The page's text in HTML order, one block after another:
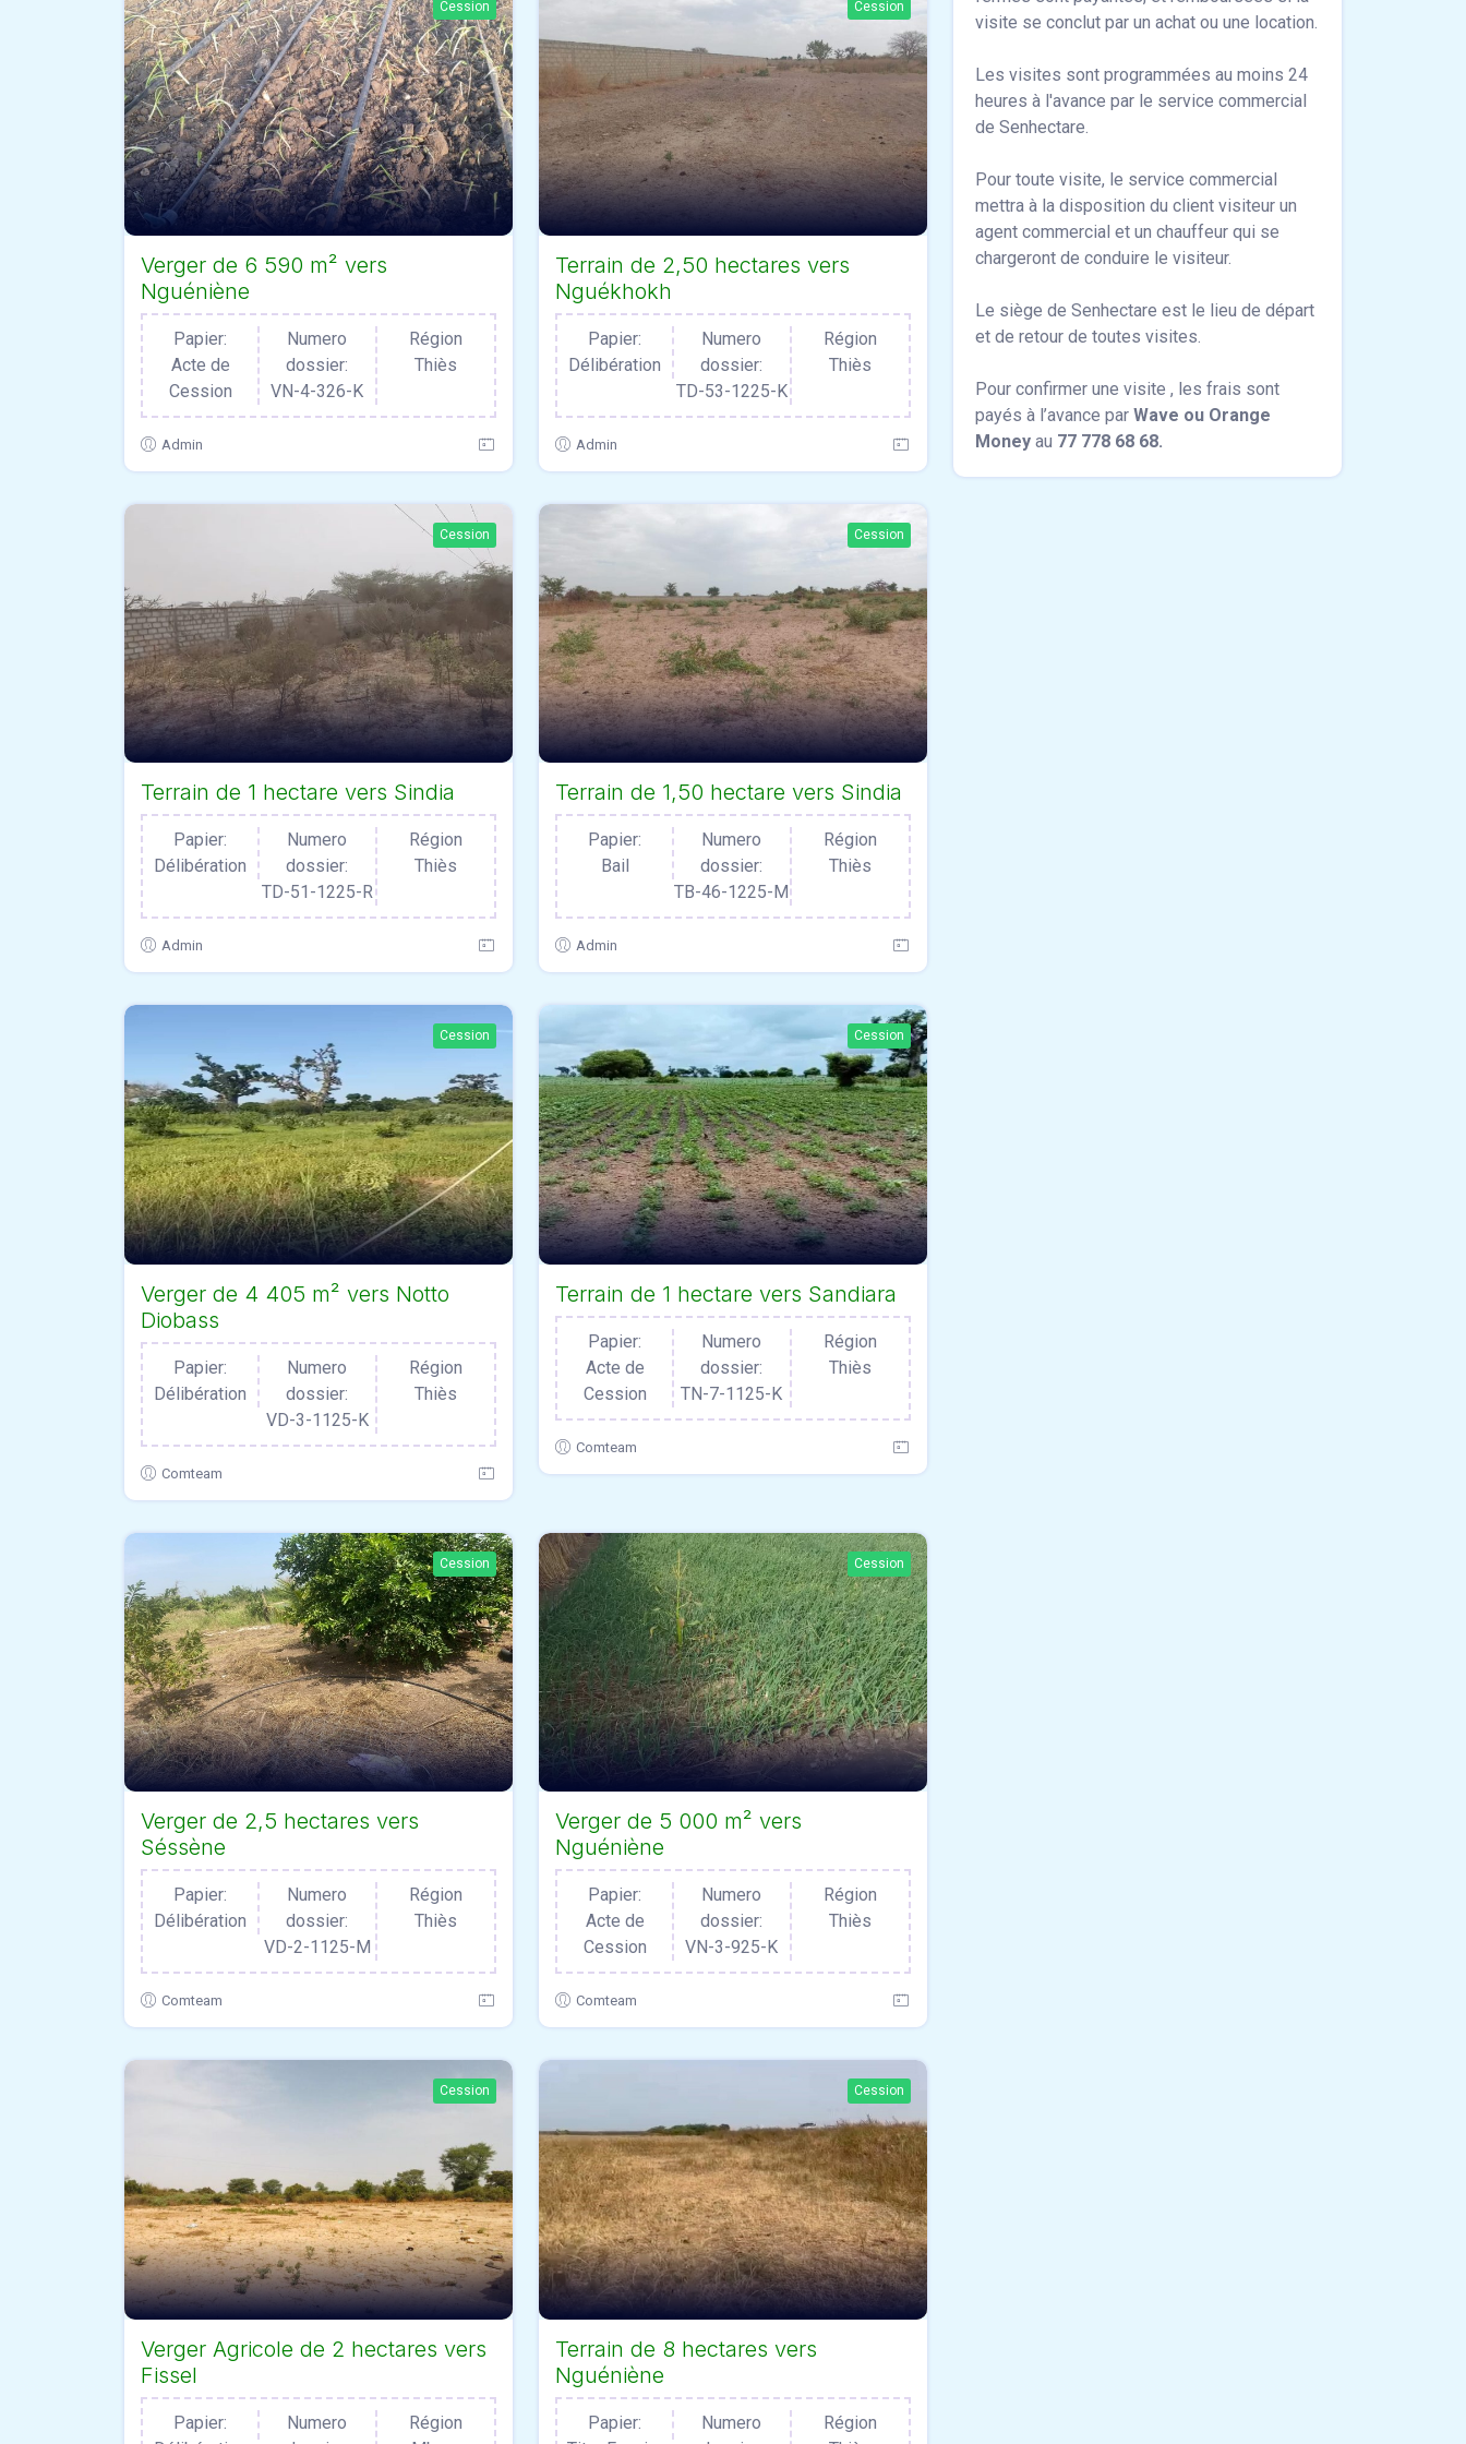
Cession
Verger de 6 590 m² vers
Nguéniène
Papier:
Acte de
Cession
Numero
dossier:
VN-4-326-K
Région
Thiès
Admin
Cession
Terrain de 2,50 hectares vers
Nguékhokh
Papier:
Délibération
Numero
dossier:
TD-53-1225-K
Région
Thiès
Admin
Cession
Terrain de 1 hectare vers Sindia
Papier:
Délibération
Numero
dossier:
TD-51-1225-R
Région
Thiès
Admin
Cession
Terrain de 1,50 hectare vers Sindia
Papier:
Bail
Numero
dossier:
TB-46-1225-M
Région
Thiès
Admin
Cession
Verger de 4 405 m² vers Notto
Diobass
Papier:
Délibération
Numero
dossier:
VD-3-1125-K
Région
Thiès
Comteam
Cession
Terrain de 1 hectare vers Sandiara
Papier:
Acte de
Cession
Numero
dossier:
TN-7-1125-K
Région
Thiès
Comteam
Cession
Verger de 2,5 hectares vers
Séssène
Papier:
Délibération
Numero
dossier:
VD-2-1125-M
Région
Thiès
Comteam
Cession
Verger de 5 000 m² vers
Nguéniène
Papier:
Acte de
Cession
Numero
dossier:
VN-3-925-K
Région
Thiès
Comteam
Cession
Verger Agricole de 2 hectares vers
Fissel
Papier:
Numero
Région
Cession
Terrain de 8 hectares vers
Nguéniène
Papier:
Numero
Région
visite se conclut par un achat ou une location.
Les visites sont programmées au moins 24
heures à l'avance par le service commercial
de Senhectare.
Pour toute visite, le service commercial
mettra à la disposition du client visiteur un
agent commercial et un chauffeur qui se
chargeront de conduire le visiteur.
Le siège de Senhectare est le lieu de départ
et de retour de toutes visites.
Pour confirmer une visite , les frais sont
payés à l’avance par Wave ou Orange
Money au 77 778 68 68.